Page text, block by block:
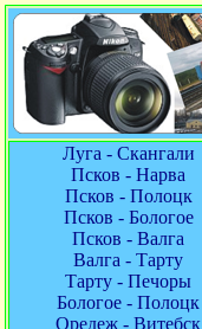
Луга - Скангали
Псков - Нарва
Псков - Полоцк
Псков - Бологое
Псков - Валга
Валга - Тарту
Тарту - Печоры
Бологое - Полоцк
Оредеж - Витебск